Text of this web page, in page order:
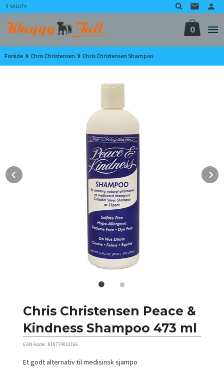
Gå
til
innholdet
VALUTA
0
Forside Chris Christensen Chris Christensen Shampoo
Chris Christensen Peace &
Kindness Shampoo 473 ml
EAN-kode: 819774010166
Et godt alternativ til medisinsk sjampo